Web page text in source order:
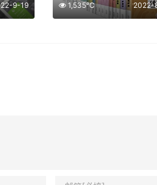
9-19 2022-
1,535℃